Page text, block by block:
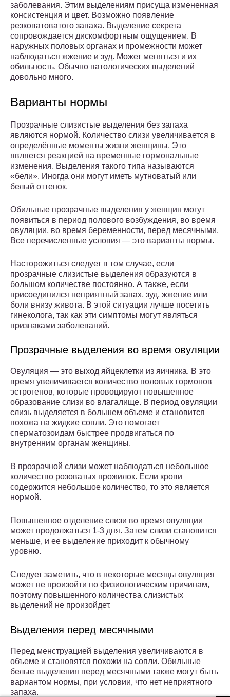
заболевания. Этим выделениям присуща измененная
консистенция и цвет. Возможно появление
резковатоватого запаха. Выделение секрета
сопровождается дискомфортным ощущением. В
наружных половых органах и промежности может
наблюдаться жжение и зуд. Может меняться и их
обильность. Обычно патологических выделений
довольно много.
Варианты нормы
Прозрачные слизистые выделения без запаха
являются нормой. Количество слизи увеличивается в
определённые моменты жизни женщины. Это
является реакцией на временные гормональные
изменения. Выделения такого типа называются
«бели». Иногда они могут иметь мутноватый или
белый оттенок.
Обильные прозрачные выделения у женщин могут
появиться в период полового возбуждения, во время
овуляции, во время беременности, перед месячными.
Все перечисленные условия — это варианты нормы.
Насторожиться следует в том случае, если
прозрачные слизистые выделения образуются в
большом количестве постоянно. А также, если
присоединился неприятный запах, зуд, жжение или
боли внизу живота. В этой ситуации лучше посетить
гинеколога, так как эти симптомы могут являться
признаками заболеваний.
Прозрачные выделения во время овуляции
Овуляция — это выход яйцеклетки из яичника. В это
время увеличивается количество половых гормонов
эстрогенов, которые провоцируют повышенное
образование слизи во влагалище. В период овуляции
слизь выделяется в большем объеме и становится
похожа на жидкие сопли. Это помогает
сперматозоидам быстрее продвигаться по
внутренним органам женщины.
В прозрачной слизи может наблюдаться небольшое
количество розоватых прожилок. Если крови
содержится небольшое количество, то это является
нормой.
Повышенное отделение слизи во время овуляции
может продолжаться 1-3 дня. Затем слизи становится
меньше, и ее выделение приходит к обычному
уровню.
Следует заметить, что в некоторые месяцы овуляция
может не произойти по физиологическим причинам,
поэтому повышенного количества слизистых
выделений не произойдет.
Выделения перед месячными
Перед менструацией выделения увеличиваются в
объеме и становятся похожи на сопли. Обильные
белые выделения перед месячными также могут быть
вариантом нормы, при условии, что нет неприятного
запаха.